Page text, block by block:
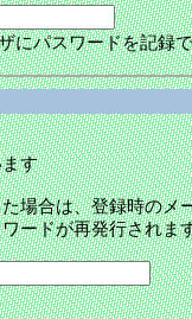
にパスワードを記録
す
場合は、登録時のメ
ードが再発行されま